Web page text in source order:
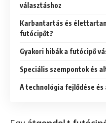
választáshoz
Karbantartás és
futócipőt?
Gyakori hibák a futócipő
Speciális szempontok és
A technológia fejlődése és